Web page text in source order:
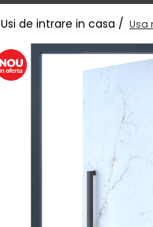
Usi de intrare in casa / Usa